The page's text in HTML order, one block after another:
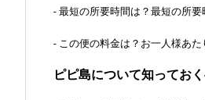
- 最短の所要時間は？最短の所要
- この便の料金は？お一人様あた
ピピ島について知ってお